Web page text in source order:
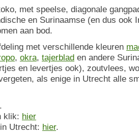
met speelse, diagonale
en Surinaamse (en dus ook
aan bod.
met verschillende kleuren
, okra, tajerblad en andere
en levertjes ook), zoutvlees,
als enige in Utrecht alle
klik: hier
Utrecht: hier.